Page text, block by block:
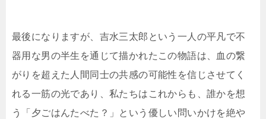
最後になりますが、吉水三太郎という一人の平凡で不
器用な男の半生を通じて描かれたこの物語は、血の繋
がりを超えた人間同士の共感の可能性を信じさせてく
れる一筋の光であり、私たちはこれからも、誰かを想
う「夕ごはんたべた？」という優しい問いかけを絶や